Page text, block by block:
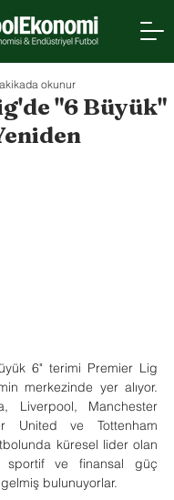
"6 Büyük"
okunur
6" terimi Premier Lig
merkezinde yer alıyor.
Liverpool, Manchester
United ve Tottenham
küresel lider olan
sportif ve finansal güç
bulunuyorlar.